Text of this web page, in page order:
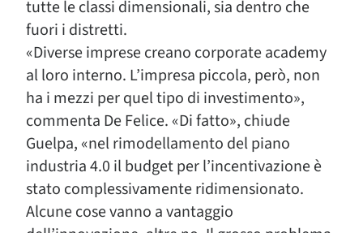
tutte le classi dimensionali, sia dentro che
fuori i distretti.
«Diverse imprese creano corporate academy
al loro interno. L’impresa piccola, però, non
ha i mezzi per quel tipo di investimento»,
commenta De Felice. «Di fatto», chiude
Guelpa, «nel rimodellamento del piano
industria 4.0 il budget per l’incentivazione è
stato complessivamente ridimensionato.
Alcune cose vanno a vantaggio